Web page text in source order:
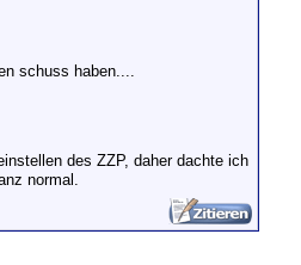
schuss haben....
des ZZP, daher dachte ich
normal.